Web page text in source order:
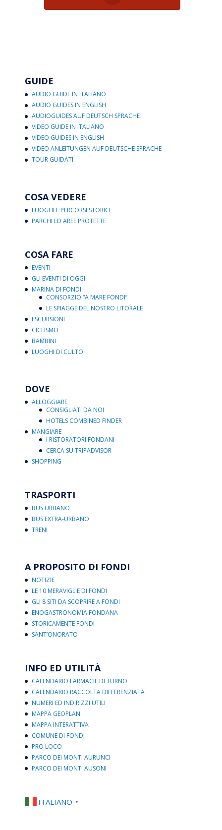
GUIDE
AUDIO GUIDE IN ITALIANO
AUDIO GUIDES IN ENGLISH
AUDIOGUIDES AUF DEUTSCH SPRACHE
VIDEO GUIDE IN ITALIANO
VIDEO GUIDES IN ENGLISH
VIDEO ANLEITUNGEN AUF DEUTSCHE SPRACHE
TOUR GUIDATI
COSA VEDERE
LUOGHI E PERCORSI STORICI
PARCHI ED AREE PROTETTE
COSA FARE
EVENTI
GLI EVENTI DI OGGI
MARINA DI FONDI
CONSORZIO “A MARE FONDI”
LE SPIAGGE DEL NOSTRO LITORALE
ESCURSIONI
CICLISMO
BAMBINI
LUOGHI DI CULTO
DOVE
ALLOGGIARE
CONSIGLIATI DA NOI
HOTELS COMBINED FINDER
MANGIARE
I RISTORATORI FONDANI
CERCA SU TRIPADVISOR
SHOPPING
TRASPORTI
BUS URBANO
BUS EXTRA-URBANO
TRENI
A PROPOSITO DI FONDI
NOTIZIE
LE 10 MERAVIGLIE DI FONDI
GLI 8 SITI DA SCOPRIRE A FONDI
ENOGASTRONOMIA FONDANA
STORICAMENTE FONDI
SANT’ONORATO
INFO ED UTILITÀ
CALENDARIO FARMACIE DI TURNO
CALENDARIO RACCOLTA DIFFERENZIATA
NUMERI ED INDIRIZZI UTILI
MAPPA GEOPLAN
MAPPA INTERATTIVA
COMUNE DI FONDI
PRO LOCO
PARCO DEI MONTI AURUNCI
PARCO DEI MONTI AUSONI
ITALIANO ▼